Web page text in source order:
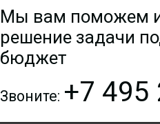
Мы вам поможем
решение задачи
бюджет
Звоните: +7 495